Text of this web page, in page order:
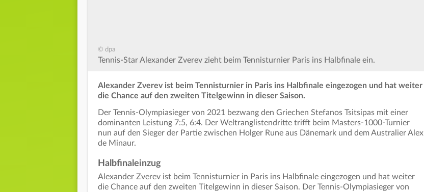
© dpa
Tennis-Star Alexander Zverev zieht beim Tennisturnier Paris ins Halbfinale ein.
Alexander Zverev ist beim Tennisturnier in Paris ins Halbfinale eingezogen und hat weiter
die Chance auf den zweiten Titelgewinn in dieser Saison.
Der Tennis-Olympiasieger von 2021 bezwang den Griechen Stefanos Tsitsipas mit einer
dominanten Leistung 7:5, 6:4. Der Weltranglistendritte trifft beim Masters-1000-Turnier
nun auf den Sieger der Partie zwischen Holger Rune aus Dänemark und dem Australier Alex
de Minaur.
Halbfinaleinzug
Alexander Zverev ist beim Tennisturnier in Paris ins Halbfinale eingezogen und hat weiter
die Chance auf den zweiten Titelgewinn in dieser Saison. Der Tennis-Olympiasieger von